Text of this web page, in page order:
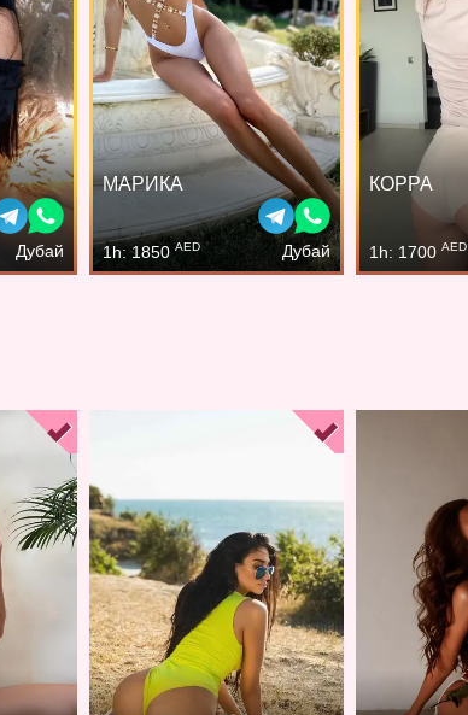
Дубай
МАРИКА
1h: 1850 AED Дубай
КОРРА
1h: 1700 AED